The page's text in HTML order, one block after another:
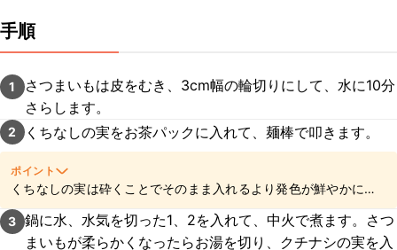
手順
1
さつまいもは皮をむき、3cm幅の輪切りにして、水に10分
さらします。
2 くちなしの実をお茶パックに入れて、麺棒で叩きます。
ポイント
くちなしの実は砕くことでそのまま入れるより発色が鮮やかにな
ります。
3 鍋に水、水気を切った1、2を入れて、中火で煮ます。さつ
まいもが柔らかくなったらお湯を切り、クチナシの実を入